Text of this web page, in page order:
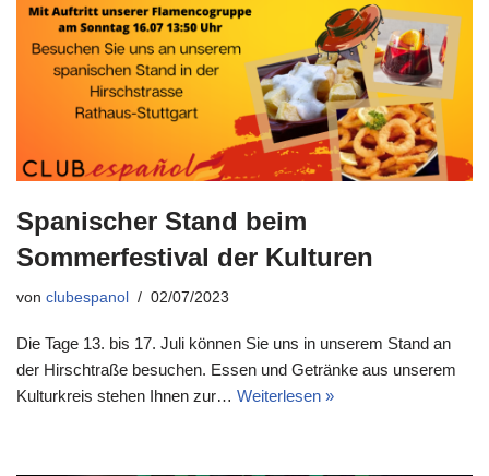
Spanischer Stand beim
Sommerfestival der Kulturen
von clubespanol 02/07/2023
Die Tage 13. bis 17. Juli können Sie uns in unserem Stand an
der Hirschtraße besuchen. Essen und Getränke aus unserem
Kulturkreis stehen Ihnen zur… Weiterlesen »